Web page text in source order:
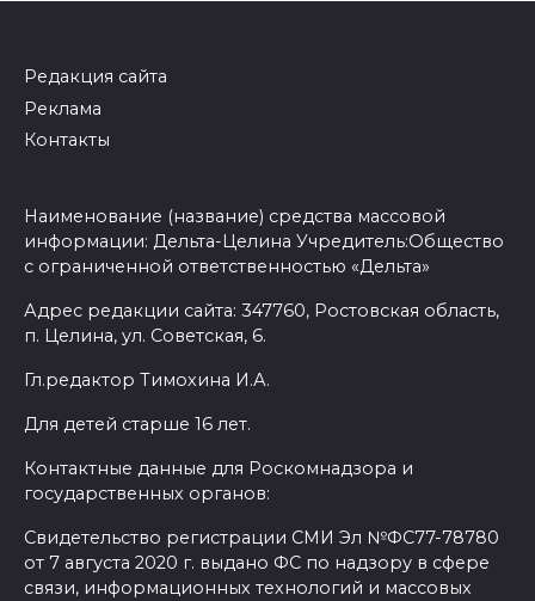
Редакция сайта
Реклама
Контакты
Наименование (название) средства массовой
информации: Дельта-Целина Учредитель:Общество
с ограниченной ответственностью «Дельта»
Адрес редакции сайта: 347760, Ростовская область,
п. Целина, ул. Советская, 6.
Гл.редактор Тимохина И.А.
Для детей старше 16 лет.
Контактные данные для Роскомнадзора и
государственных органов:
Свидетельство регистрации СМИ Эл №ФС77-78780
от 7 августа 2020 г. выдано ФС по надзору в сфере
связи, информационных технологий и массовых